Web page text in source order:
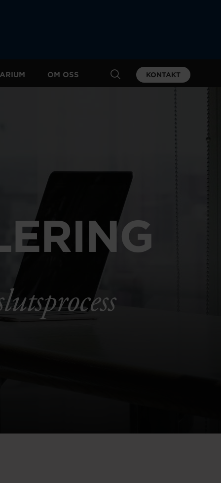
OM OSS KONTAKT